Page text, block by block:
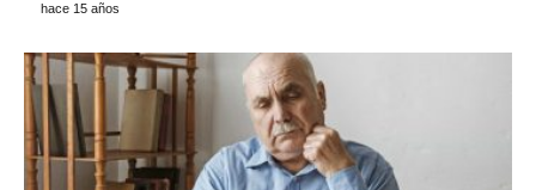
hace 15 años